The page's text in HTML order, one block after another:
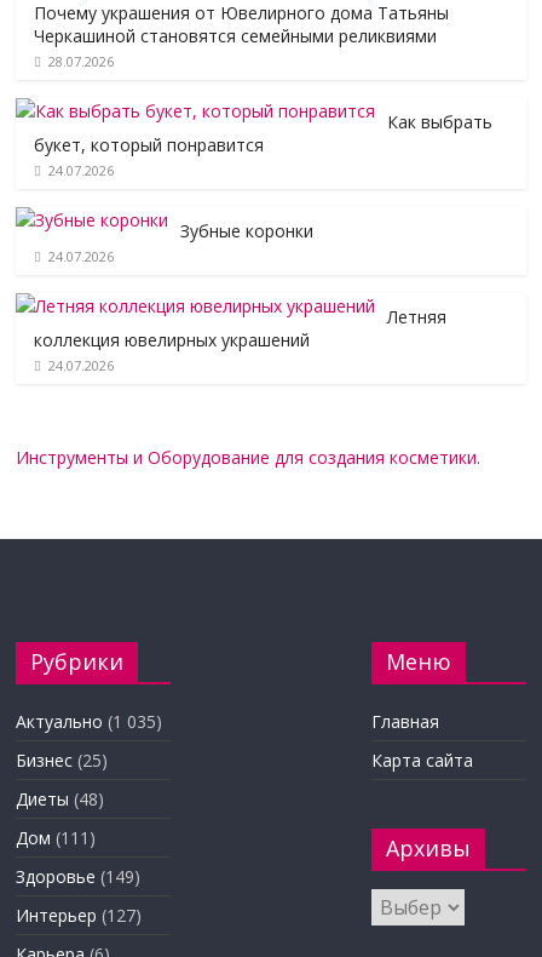
Почему украшения от Ювелирного дома Татьяны
Черкашиной становятся семейными реликвиями
28.07.2026
Как выбрать
букет, который понравится
24.07.2026
Зубные коронки
24.07.2026
Летняя
коллекция ювелирных украшений
24.07.2026
Инструменты и Оборудование для создания косметики.
Рубрики
Актуально (1 035)
Бизнес (25)
Диеты (48)
Дом (111)
Здоровье (149)
Интерьер (127)
Меню
Главная
Карта сайта
Архивы
Архивы